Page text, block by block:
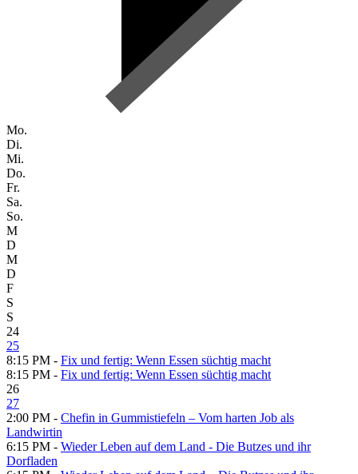
Mo.
Di.
Mi.
Do.
Fr.
Sa.
So.
M
D
M
D
F
S
S
24
25
8:15 PM - Fix und fertig: Wenn Essen süchtig macht
8:15 PM - Fix und fertig: Wenn Essen süchtig macht
26
27
2:00 PM - Chefin in Gummistiefeln – Vom harten Job als
Landwirtin
6:15 PM - Wieder Leben auf dem Land - Die Butzes und ihr
Dorfladen